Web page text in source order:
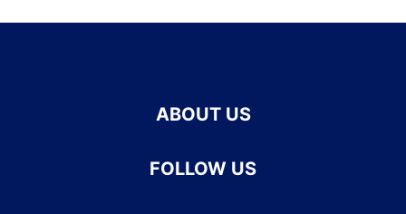
ABOUT US
FOLLOW US